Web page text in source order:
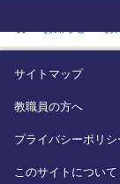
サイトマップ
教職員の方へ
プライバシーポリシ
このサイトについて